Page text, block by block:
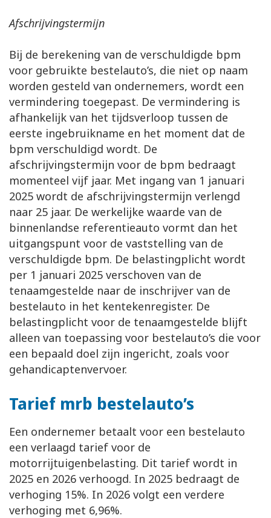
Afschrijvingstermijn
Bij de berekening van de verschuldigde bpm
voor gebruikte bestelauto’s, die niet op naam
worden gesteld van ondernemers, wordt een
vermindering toegepast. De vermindering is
afhankelijk van het tijdsverloop tussen de
eerste ingebruikname en het moment dat de
bpm verschuldigd wordt. De
afschrijvingstermijn voor de bpm bedraagt
momenteel vijf jaar. Met ingang van 1 januari
2025 wordt de afschrijvingstermijn verlengd
naar 25 jaar. De werkelijke waarde van de
binnenlandse referentieauto vormt dan het
uitgangspunt voor de vaststelling van de
verschuldigde bpm. De belastingplicht wordt
per 1 januari 2025 verschoven van de
tenaamgestelde naar de inschrijver van de
bestelauto in het kentekenregister. De
belastingplicht voor de tenaamgestelde blijft
alleen van toepassing voor bestelauto’s die voor
een bepaald doel zijn ingericht, zoals voor
gehandicaptenvervoer.
Tarief mrb bestelauto’s
Een ondernemer betaalt voor een bestelauto
een verlaagd tarief voor de
motorrijtuigenbelasting. Dit tarief wordt in
2025 en 2026 verhoogd. In 2025 bedraagt de
verhoging 15%. In 2026 volgt een verdere
verhoging met 6,96%.